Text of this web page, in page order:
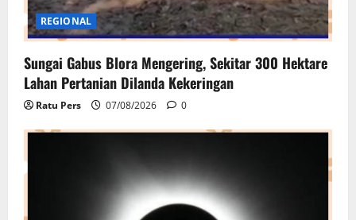
REGIONAL
Sungai Gabus Blora Mengering, Sekitar 300 Hektare
Lahan Pertanian Dilanda Kekeringan
Ratu Pers 07/08/2026 0